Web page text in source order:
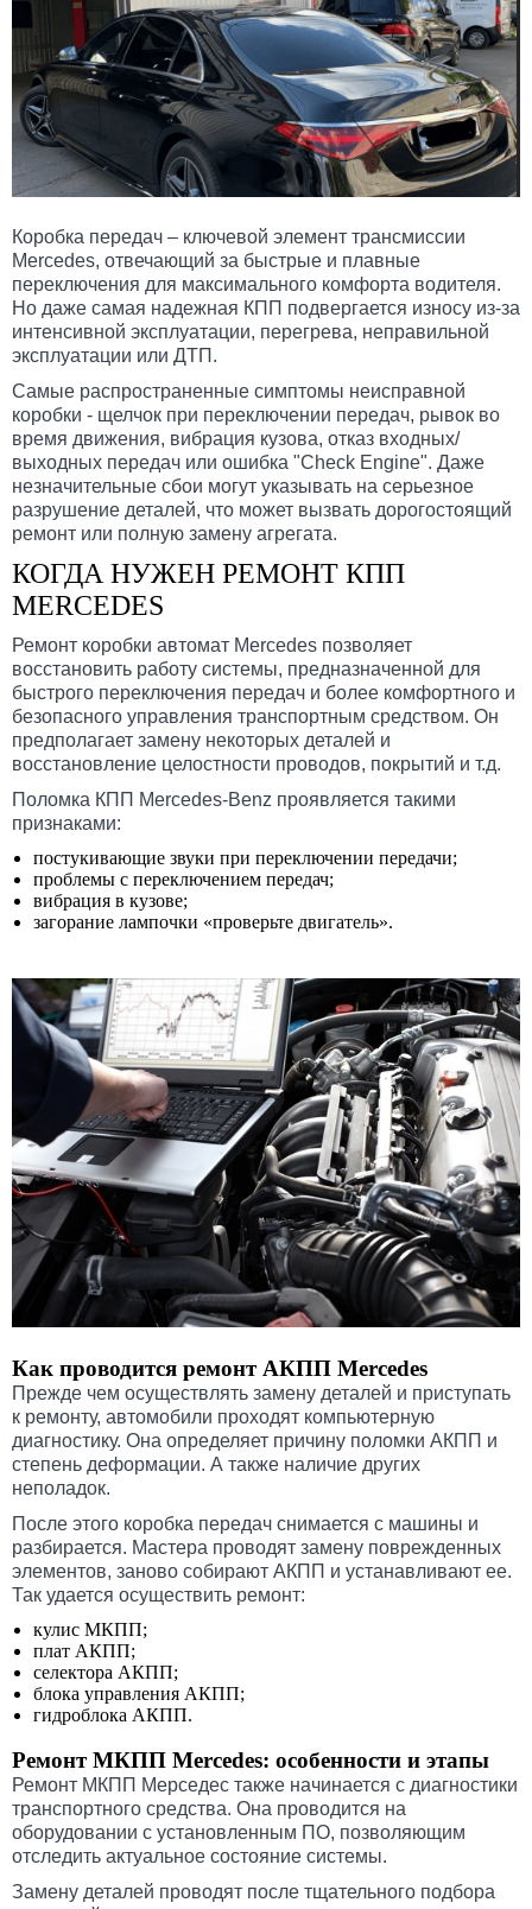
Коробка передач – ключевой элемент трансмиссии
Mercedes, отвечающий за быстрые и плавные
переключения для максимального комфорта водителя.
Но даже самая надежная КПП подвергается износу из-за
интенсивной эксплуатации, перегрева, неправильной
эксплуатации или ДТП.
Самые распространенные симптомы неисправной
коробки - щелчок при переключении передач, рывок во
время движения, вибрация кузова, отказ входных/
выходных передач или ошибка "Check Engine". Даже
незначительные сбои могут указывать на серьезное
разрушение деталей, что может вызвать дорогостоящий
ремонт или полную замену агрегата.
КОГДА НУЖЕН РЕМОНТ КПП
MERCEDES
Ремонт коробки автомат Mercedes позволяет
восстановить работу системы, предназначенной для
быстрого переключения передач и более комфортного и
безопасного управления транспортным средством. Он
предполагает замену некоторых деталей и
восстановление целостности проводов, покрытий и т.д.
Поломка КПП Mercedes-Benz проявляется такими
признаками:
постукивающие звуки при переключении передачи;
проблемы с переключением передач;
вибрация в кузове;
загорание лампочки «проверьте двигатель».
Как проводится ремонт АКПП Mercedes
Прежде чем осуществлять замену деталей и приступать
к ремонту, автомобили проходят компьютерную
диагностику. Она определяет причину поломки АКПП и
степень деформации. А также наличие других
неполадок.
После этого коробка передач снимается с машины и
разбирается. Мастера проводят замену поврежденных
элементов, заново собирают АКПП и устанавливают ее.
Так удается осуществить ремонт:
кулис МКПП;
плат АКПП;
селектора АКПП;
блока управления АКПП;
гидроблока АКПП.
Ремонт МКПП Mercedes: особенности и этапы
Ремонт МКПП Мерседес также начинается с диагностики
транспортного средства. Она проводится на
оборудовании с установленным ПО, позволяющим
отследить актуальное состояние системы.
Замену деталей проводят после тщательного подбора